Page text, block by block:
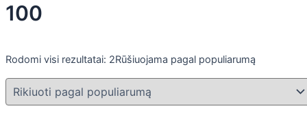
100
Rodomi visi rezultatai: 2Rūšiuojama pagal populiarumą